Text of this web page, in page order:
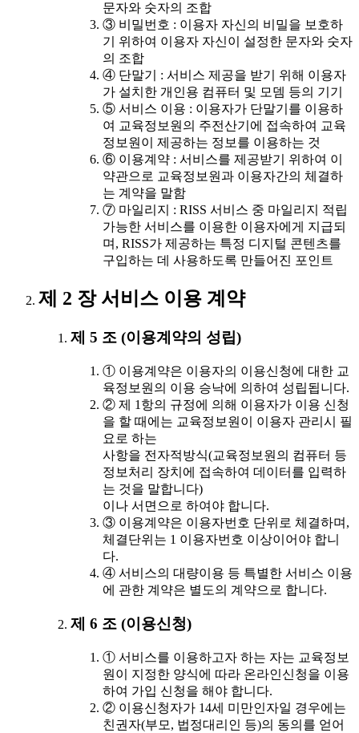
문자와 숫자의 조합
③ 비밀번호 : 이용자 자신의 비밀을 보호하
기 위하여 이용자 자신이 설정한 문자와 숫자
의 조합
④ 단말기 : 서비스 제공을 받기 위해 이용자
가 설치한 개인용 컴퓨터 및 모뎀 등의 기기
⑤ 서비스 이용 : 이용자가 단말기를 이용하
여 교육정보원의 주전산기에 접속하여 교육
정보원이 제공하는 정보를 이용하는 것
⑥ 이용계약 : 서비스를 제공받기 위하여 이
약관으로 교육정보원과 이용자간의 체결하
는 계약을 말함
⑦ 마일리지 : RISS 서비스 중 마일리지 적립
가능한 서비스를 이용한 이용자에게 지급되
며, RISS가 제공하는 특정 디지털 콘텐츠를
구입하는 데 사용하도록 만들어진 포인트
제 2 장 서비스 이용 계약
제 5 조 (이용계약의 성립)
① 이용계약은 이용자의 이용신청에 대한 교
육정보원의 이용 승낙에 의하여 성립됩니다.
② 제 1항의 규정에 의해 이용자가 이용 신청
을 할 때에는 교육정보원이 이용자 관리시 필
요로 하는
사항을 전자적방식(교육정보원의 컴퓨터 등
정보처리 장치에 접속하여 데이터를 입력하
는 것을 말합니다)
이나 서면으로 하여야 합니다.
③ 이용계약은 이용자번호 단위로 체결하며,
체결단위는 1 이용자번호 이상이어야 합니
다.
④ 서비스의 대량이용 등 특별한 서비스 이용
에 관한 계약은 별도의 계약으로 합니다.
제 6 조 (이용신청)
① 서비스를 이용하고자 하는 자는 교육정보
원이 지정한 양식에 따라 온라인신청을 이용
하여 가입 신청을 해야 합니다.
② 이용신청자가 14세 미만인자일 경우에는
친권자(부모, 법정대리인 등)의 동의를 얻어